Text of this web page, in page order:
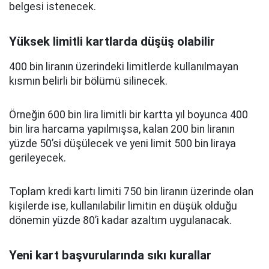
belgesi istenecek.
Yüksek limitli kartlarda düşüş olabilir
400 bin liranın üzerindeki limitlerde kullanılmayan
kısmın belirli bir bölümü silinecek.
Örneğin 600 bin lira limitli bir kartta yıl boyunca 400
bin lira harcama yapılmışsa, kalan 200 bin liranın
yüzde 50’si düşülecek ve yeni limit 500 bin liraya
gerileyecek.
Toplam kredi kartı limiti 750 bin liranın üzerinde olan
kişilerde ise, kullanılabilir limitin en düşük olduğu
dönemin yüzde 80’i kadar azaltım uygulanacak.
Yeni kart başvurularında sıkı kurallar